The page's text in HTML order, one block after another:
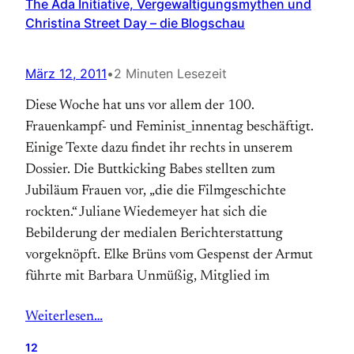
The Ada Initiative, Vergewaltigungsmythen und
Christina Street Day – die Blogschau
März 12, 2011•2 Minuten Lesezeit
Diese Woche hat uns vor allem der 100.
Frauenkampf- und Feminist_innentag beschäftigt.
Einige Texte dazu findet ihr rechts in unserem
Dossier. Die Buttkicking Babes stellten zum
Jubiläum Frauen vor, „die die Filmgeschichte
rockten.“ Juliane Wiedemeyer hat sich die
Bebilderung der medialen Berichterstattung
vorgeknöpft. Elke Brüns vom Gespenst der Armut
führte mit Barbara Unmüßig, Mitglied im
Weiterlesen…
12